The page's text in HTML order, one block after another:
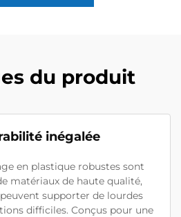
du produit
inégalée
en plastique robustes sont
matériaux de haute qualité,
supporter de lourdes
difficiles. Conçus pour une